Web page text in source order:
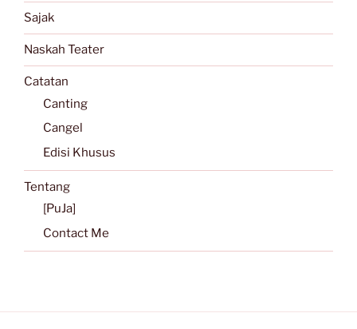
Sajak
Naskah Teater
Catatan
Canting
Cangel
Edisi Khusus
Tentang
[PuJa]
Contact Me